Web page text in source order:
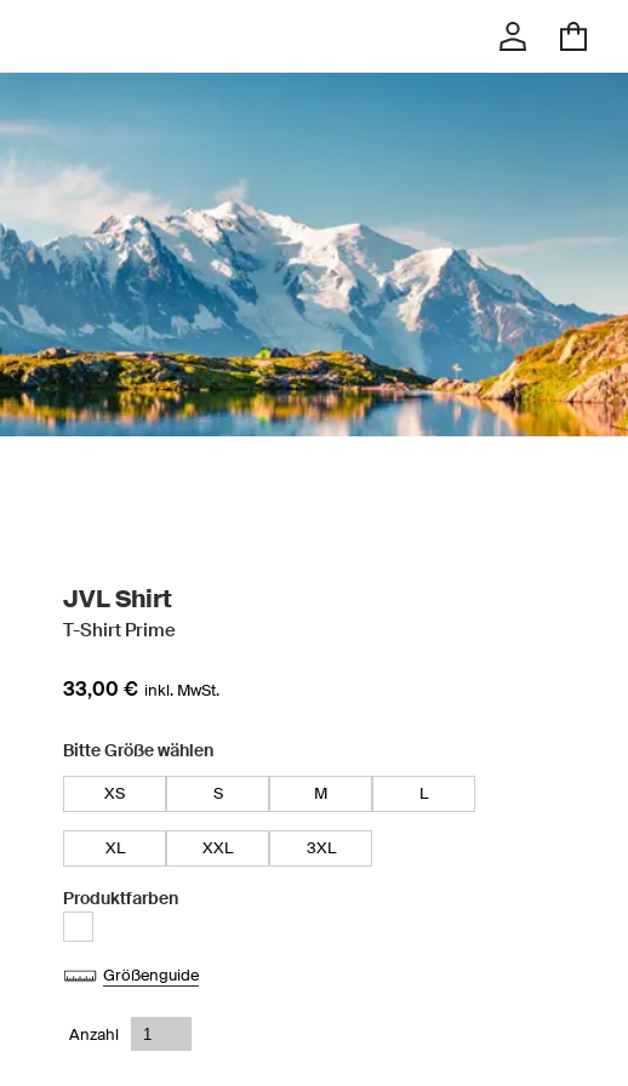
JVL Shirt
T-Shirt Prime
33,00 € inkl. MwSt.
Bitte Größe wählen
XS S M L
XL XXL 3XL
Produktfarben
Größenguide
Anzahl